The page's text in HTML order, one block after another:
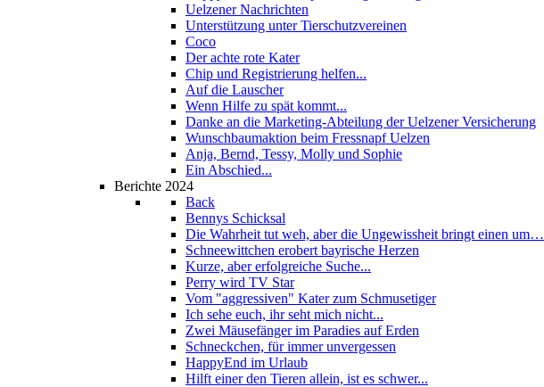
Uelzener Nachrichten
Unterstützung unter Tierschutzvereinen
Coco
Der achte rote Kater
Chip und Registrierung helfen...
Auf die Lauscher
Wenn Hilfe zu spät kommt...
Danke an die Marketing-Abteilung der Uelzener Versicherung
Wunschbaumaktion beim Fressnapf Uelzen
Anja, Bernd, Tessy, Molly und Sophie
Ein Abschied...
Berichte 2024
Back
Bennys Schicksal
Die Wahrheit tut weh, aber die Ungewissheit bringt einen um…
Schneewittchen erobert bayrische Herzen
Kurze, aber erfolgreiche Suche...
Perry wird TV Star
Vom "aggressiven" Kater zum Schmusetiger
Ich sehe euch, ihr seht mich nicht...
Zwei Mäusefänger im Paradies auf Erden
Schneckchen, für immer unvergessen
HappyEnd im Urlaub
Hilft einer den Tieren allein, ist es schwer...